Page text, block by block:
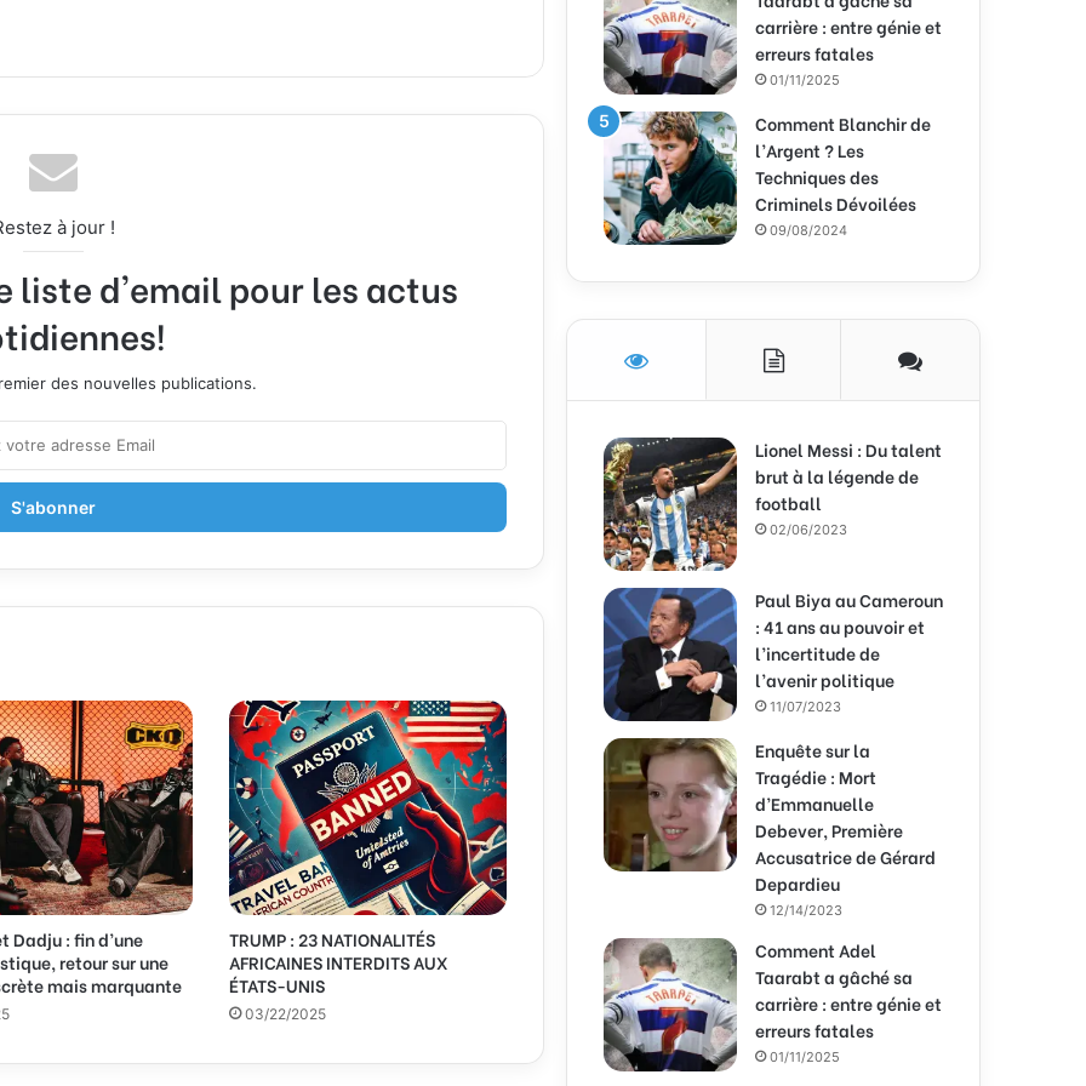
à jour !
liste d'email pour les actus
des nouvelles publications.
Dadju : fin d’une
retour sur une
mais marquante
TRUMP : 23 NATIONALITÉS
AFRICAINES INTERDITS AUX
ÉTATS-UNIS
03/22/2025
carrière : entre génie et
erreurs fatales
01/11/2025
Comment Blanchir de
l’Argent ? Les
Techniques des
Criminels Dévoilées
09/08/2024
Lionel Messi : Du talent
brut à la légende de
football
02/06/2023
Paul Biya au Cameroun
: 41 ans au pouvoir et
l’incertitude de
l’avenir politique
11/07/2023
Enquête sur la
Tragédie : Mort
d’Emmanuelle
Debever, Première
Accusatrice de Gérard
Depardieu
12/14/2023
Comment Adel
Taarabt a gâché sa
carrière : entre génie et
erreurs fatales
01/11/2025